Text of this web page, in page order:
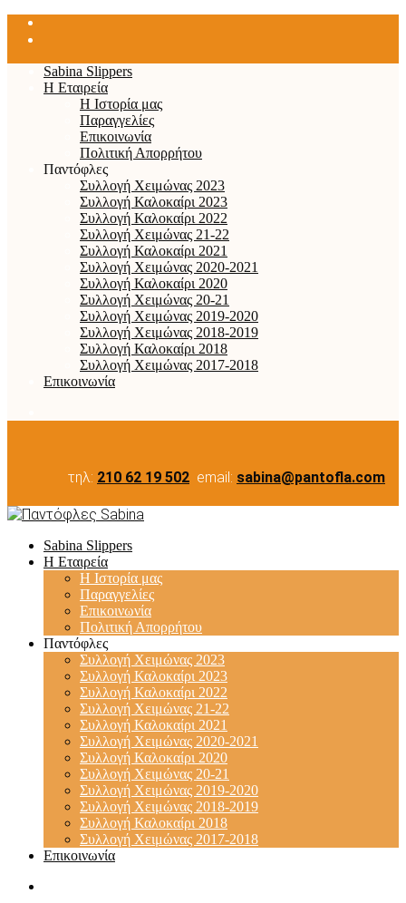
Sabina Slippers
Η Εταιρεία
Η Ιστορία μας
Παραγγελίες
Επικοινωνία
Πολιτική Απορρήτου
Παντόφλες
Συλλογή Χειμώνας 2023
Συλλογή Καλοκαίρι 2023
Συλλογή Καλοκαίρι 2022
Συλλογή Χειμώνας 21-22
Συλλογή Καλοκαίρι 2021
Συλλογή Χειμώνας 2020-2021
Συλλογή Καλοκαίρι 2020
Συλλογή Χειμώνας 20-21
Συλλογή Χειμώνας 2019-2020
Συλλογή Χειμώνας 2018-2019
Συλλογή Καλοκαίρι 2018
Συλλογή Χειμώνας 2017-2018
Επικοινωνία
τηλ: 210 62 19 502 email: sabina@pantofla.com
Sabina Slippers
Η Εταιρεία
Η Ιστορία μας
Παραγγελίες
Επικοινωνία
Πολιτική Απορρήτου
Παντόφλες
Συλλογή Χειμώνας 2023
Συλλογή Καλοκαίρι 2023
Συλλογή Καλοκαίρι 2022
Συλλογή Χειμώνας 21-22
Συλλογή Καλοκαίρι 2021
Συλλογή Χειμώνας 2020-2021
Συλλογή Καλοκαίρι 2020
Συλλογή Χειμώνας 20-21
Συλλογή Χειμώνας 2019-2020
Συλλογή Χειμώνας 2018-2019
Συλλογή Καλοκαίρι 2018
Συλλογή Χειμώνας 2017-2018
Επικοινωνία